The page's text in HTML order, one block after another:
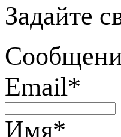
Задайте
Email*
Имя*